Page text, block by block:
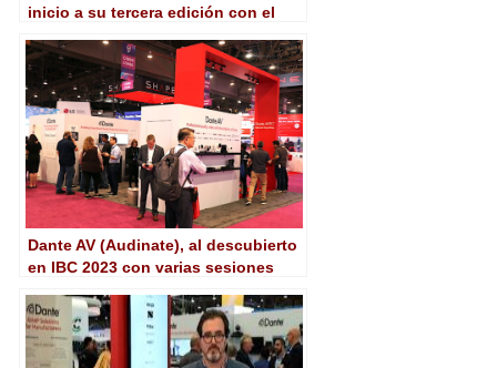
inicio a su tercera edición con el
iberoamericana
Dante AV (Audinate), al descubierto
en IBC 2023 con varias sesiones